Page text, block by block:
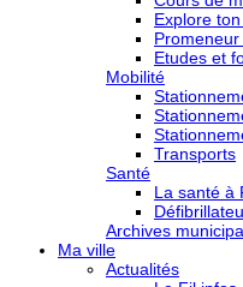
Explore
Etudes et
Mobilité
Transports
Santé
La santé à
Archives
Ma ville
Actualités